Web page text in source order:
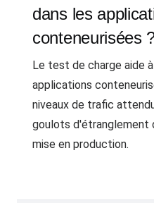
dans les
conteneurisées
Le test de charge aide
applications
niveaux de trafic
goulots d'étranglement
mise en production.